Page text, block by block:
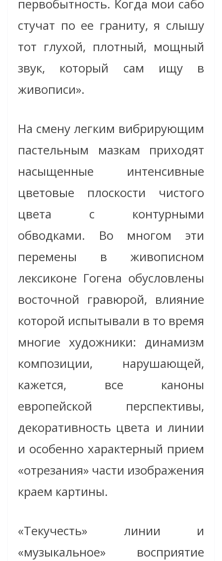
первобытность. Когда мои сабо
стучат по ее граниту, я слышу
тот глухой, плотный, мощный
звук, который сам ищу в
живописи».
На смену легким вибрирующим
пастельным мазкам приходят
насыщенные интенсивные
цветовые плоскости чистого
цвета с контурными
обводками. Во многом эти
перемены в живописном
лексиконе Гогена обусловлены
восточной гравюрой, влияние
которой испытывали в то время
многие художники: динамизм
композиции, нарушающей,
кажется, все каноны
европейской перспективы,
декоративность цвета и линии
и особенно характерный прием
«отрезания» части изображения
краем картины.
«Текучесть» линии и
«музыкальное» восприятие